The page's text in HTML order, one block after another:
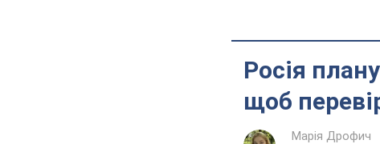
Росія
щоб
Марія Дрофич